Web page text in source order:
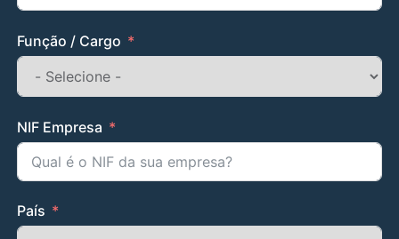
Função / Cargo
NIF Empresa
País